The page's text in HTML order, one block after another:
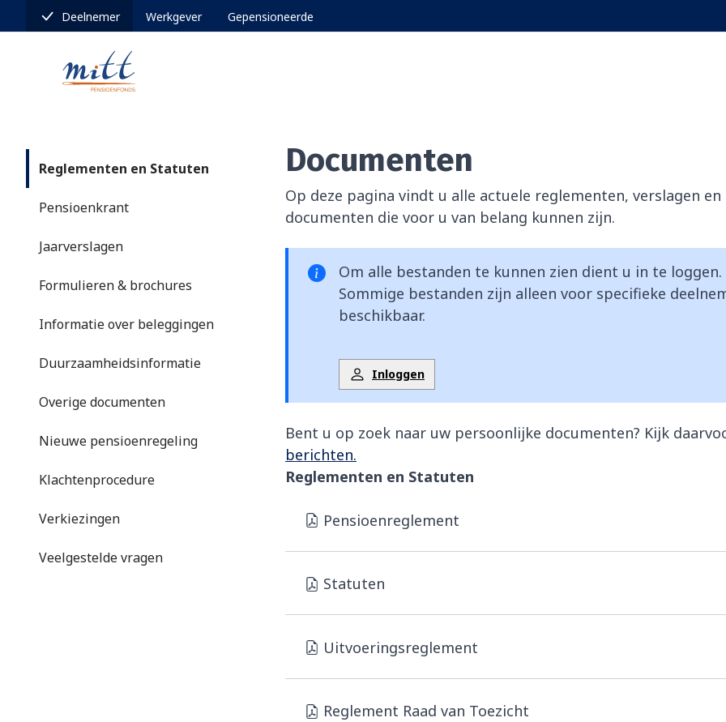
Deelnemer Werkgever Gepensioneerde
Reglementen en Statuten
Pensioenkrant
Jaarverslagen
Formulieren & brochures
Informatie over beleggingen
Duurzaamheidsinformatie
Overige documenten
Nieuwe pensioenregeling
Klachtenprocedure
Verkiezingen
Veelgestelde vragen
Documenten
Op deze pagina vindt u alle actuele reglementen, verslagen en
documenten die voor u van belang kunnen zijn.
Om alle bestanden te kunnen zien dient u in te loggen.
Sommige bestanden zijn alleen voor specifieke
beschikbaar.
Inloggen
Bent u op zoek naar uw persoonlijke documenten? Kijk
berichten.
Reglementen en Statuten
Pensioenreglement
Statuten
Uitvoeringsreglement
Reglement Raad van Toezicht